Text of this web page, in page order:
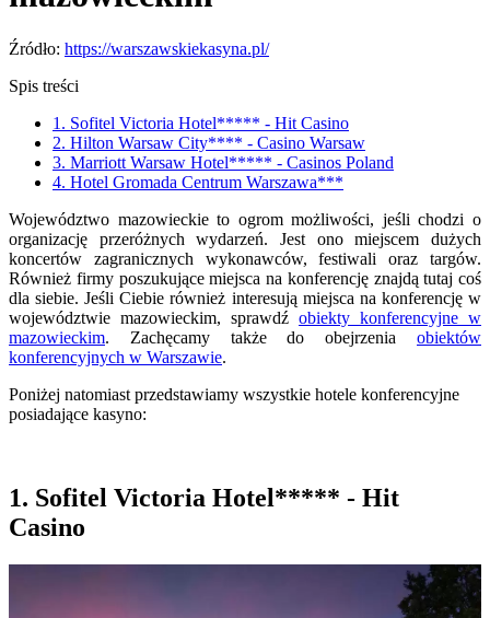
Źródło: https://warszawskiekasyna.pl/
Spis treści
1. Sofitel Victoria Hotel***** - Hit Casino
2. Hilton Warsaw City**** - Casino Warsaw
3. Marriott Warsaw Hotel***** - Casinos Poland
4. Hotel Gromada Centrum Warszawa***
Województwo mazowieckie to ogrom możliwości, jeśli chodzi o
organizację przeróżnych wydarzeń. Jest ono miejscem dużych
koncertów zagranicznych wykonawców, festiwali oraz targów.
Również firmy poszukujące miejsca na konferencję znajdą tutaj coś
dla siebie. Jeśli Ciebie również interesują miejsca na konferencję w
województwie mazowieckim, sprawdź obiekty konferencyjne w
mazowieckim. Zachęcamy także do obejrzenia obiektów
konferencyjnych w Warszawie.
Poniżej natomiast przedstawiamy wszystkie hotele konferencyjne
posiadające kasyno:
1. Sofitel Victoria Hotel***** - Hit
Casino